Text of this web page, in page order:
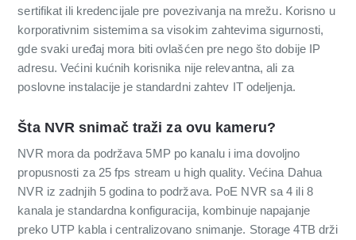
sertifikat ili kredencijale pre povezivanja na mrežu. Korisno u
korporativnim sistemima sa visokim zahtevima sigurnosti,
gde svaki uređaj mora biti ovlašćen pre nego što dobije IP
adresu. Većini kućnih korisnika nije relevantna, ali za
poslovne instalacije je standardni zahtev IT odeljenja.
Šta NVR snimač traži za ovu kameru?
NVR mora da podržava 5MP po kanalu i ima dovoljno
propusnosti za 25 fps stream u high quality. Većina Dahua
NVR iz zadnjih 5 godina to podržava. PoE NVR sa 4 ili 8
kanala je standardna konfiguracija, kombinuje napajanje
preko UTP kabla i centralizovano snimanje. Storage 4TB drži